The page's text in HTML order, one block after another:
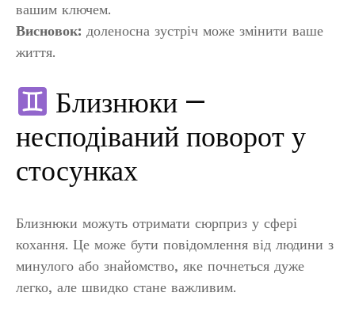
вашим ключем.
Висновок: доленосна зустріч може змінити ваше
життя.
Близнюки —
несподіваний поворот у
стосунках
Близнюки можуть отримати сюрприз у сфері
кохання. Це може бути повідомлення від людини з
минулого або знайомство, яке почнеться дуже
легко, але швидко стане важливим.